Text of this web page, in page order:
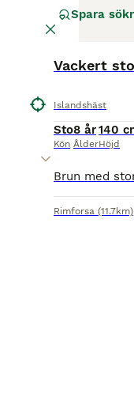
Spara
Vackert sto
Islandshäst
Sto
Kön
8 år
Ålder
140
Höjd
Rimforsa (11.7km)